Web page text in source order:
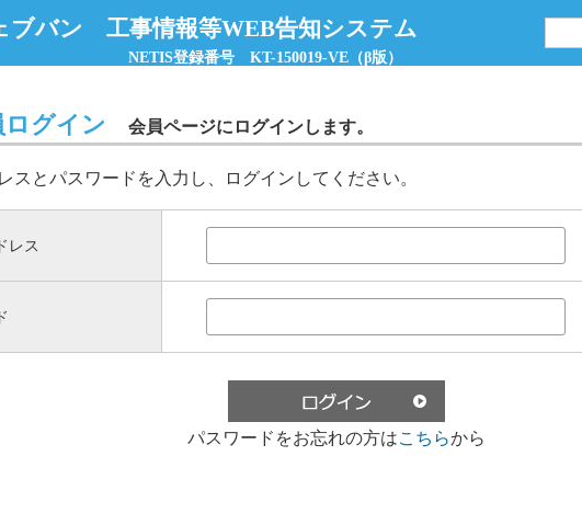
NETIS登録番号 KT-150019-VE（β版）
ブバン 工事情報等WEB告知システム
ログイン 会員ページにログインします。
スとパスワードを入力し、ログインしてください。
レス
パスワードをお忘れの方はこちらから